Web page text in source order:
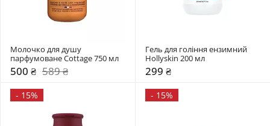
Молочко для душу
парфумоване Cottage 750 мл
500 ₴ 589 ₴
Гель для гоління ензимний
Hollyskin 200 мл
299 ₴
- 15% - 15%